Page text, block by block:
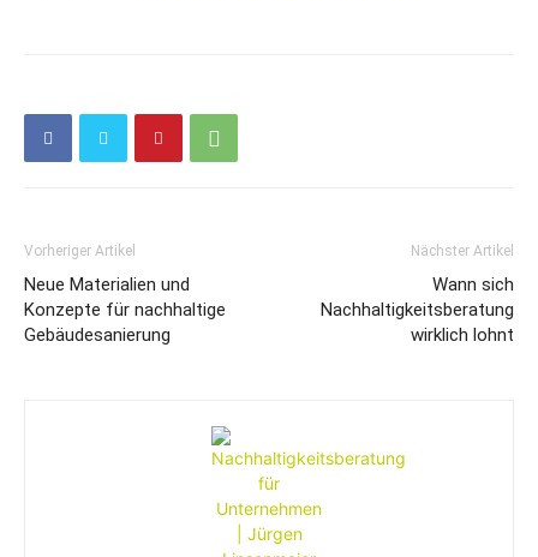
Vorheriger Artikel
Neue Materialien und
Konzepte für nachhaltige
Gebäudesanierung
Nächster Artikel
Wann sich
Nachhaltigkeitsberatung
wirklich lohnt